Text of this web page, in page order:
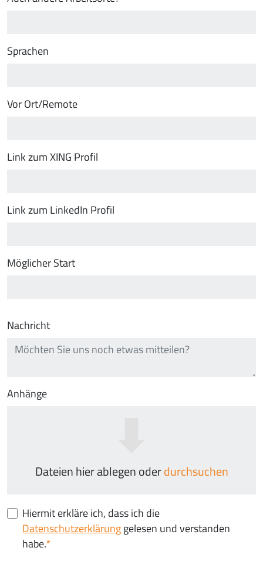
Sprachen
Vor Ort/Remote
Link zum XING Profil
Link zum LinkedIn Profil
Möglicher Start
Nachricht
Anhänge
Dateien hier ablegen oderdurchsuchen
Hiermit erkläre ich, dass ich die
Datenschutzerklärunggelesen und verstanden
habe.